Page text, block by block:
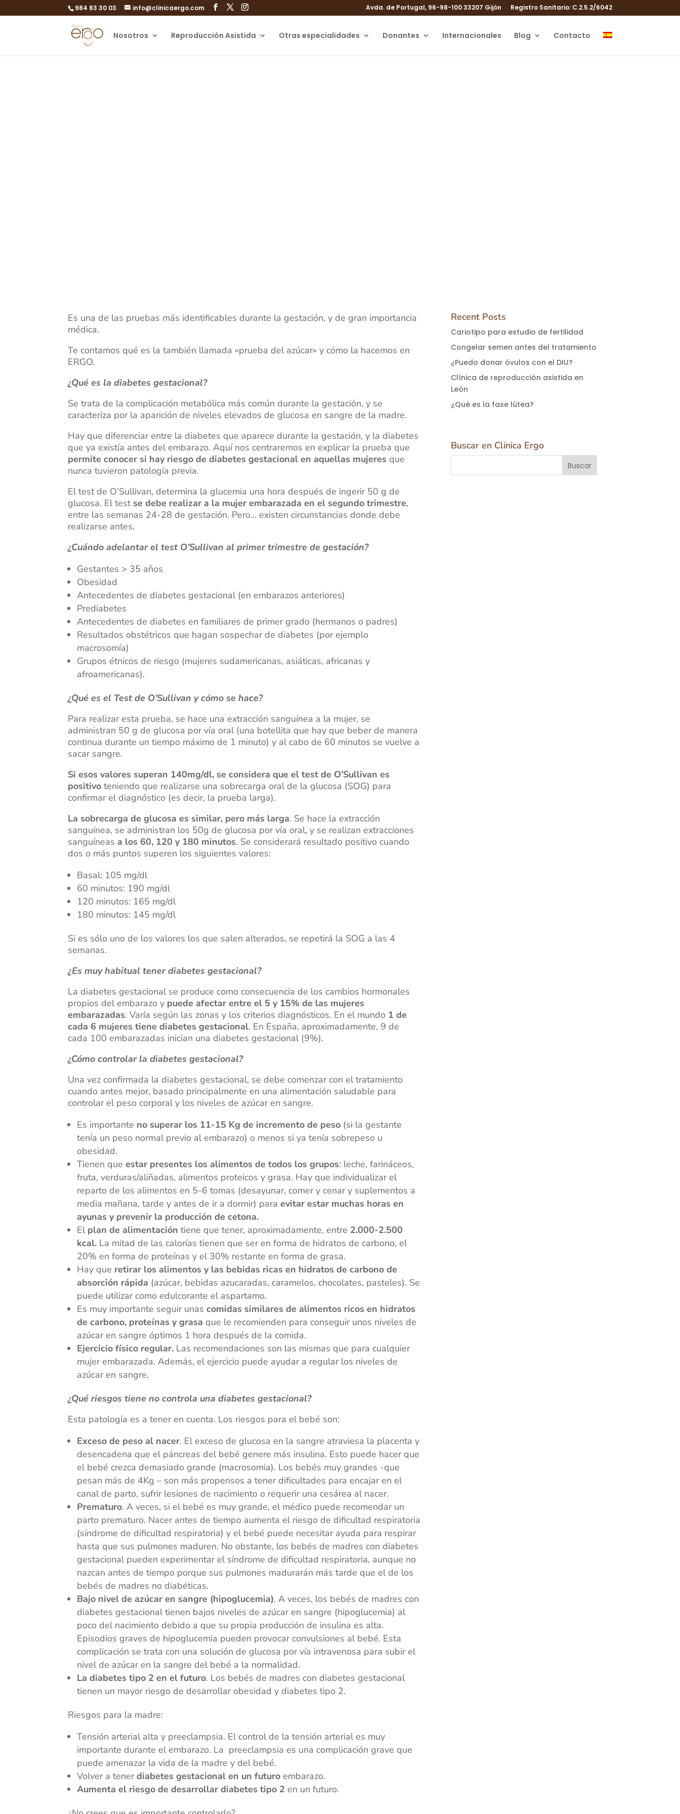
984 83 30 03 info@clinicaergo.com Avda. de Portugal, 96-98-100 33207 Gijón Registro Sanitario: C.2.5.2/6042
Nosotros Reproducción Asistida Otras especialidades Donantes Internacionales Blog Contacto
Es una de las pruebas más identificables durante la gestación, y de gran importancia
médica.
Te contamos qué es la también llamada «prueba del azúcar» y cómo la hacemos en
ERGO.
¿Qué es la diabetes gestacional?
Se trata de la complicación metabólica más común durante la gestación, y se
caracteriza por la aparición de niveles elevados de glucosa en sangre de la madre.
Hay que diferenciar entre la diabetes que aparece durante la gestación, y la diabetes
que ya existía antes del embarazo. Aquí nos centraremos en explicar la prueba que
permite conocer si hay riesgo de diabetes gestacional en aquellas mujeres que
nunca tuvieron patología previa.
El test de O’Sullivan, determina la glucemia una hora después de ingerir 50 g de
glucosa. El test se debe realizar a la mujer embarazada en el segundo trimestre,
entre las semanas 24-28 de gestación. Pero… existen circunstancias donde debe
realizarse antes.
¿Cuándo adelantar el test O’Sullivan al primer trimestre de gestación?
Gestantes > 35 años
Obesidad
Antecedentes de diabetes gestacional (en embarazos anteriores)
Prediabetes
Antecedentes de diabetes en familiares de primer grado (hermanos o padres)
Resultados obstétricos que hagan sospechar de diabetes (por ejemplo
macrosomía)
Grupos étnicos de riesgo (mujeres sudamericanas, asiáticas, africanas y
afroamericanas).
¿Qué es el Test de O’Sullivan y cómo se hace?
Para realizar esta prueba, se hace una extracción sanguínea a la mujer, se
administran 50 g de glucosa por vía oral (una botellita que hay que beber de manera
continua durante un tiempo máximo de 1 minuto) y al cabo de 60 minutos se vuelve a
sacar sangre.
Si esos valores superan 140mg/dl, se considera que el test de O’Sullivan es
positivo teniendo que realizarse una sobrecarga oral de la glucosa (SOG) para
confirmar el diagnóstico (es decir, la prueba larga).
La sobrecarga de glucosa es similar, pero más larga. Se hace la extracción
sanguínea, se administran los 50g de glucosa por vía oral, y se realizan extracciones
sanguíneasa los 60, 120 y 180 minutos. Se considerará resultado positivo cuando
dos o más puntos superen los siguientes valores:
Basal: 105 mg/dl
60 minutos: 190 mg/dl
120 minutos: 165 mg/dl
180 minutos: 145 mg/dl
Si es sólo uno de los valores los que salen alterados, se repetirá la SOG a las 4
semanas.
¿Es muy habitual tener diabetes gestacional?
La diabetes gestacional se produce como consecuencia de los cambios hormonales
propios del embarazo y puede afectar entre el 5 y 15% de las mujeres
embarazadas. Varía según las zonas y los criterios diagnósticos. En el mundo 1 de
cada 6 mujeres tiene diabetes gestacional. En España, aproximadamente, 9 de
cada 100 embarazadas inician una diabetes gestacional (9%).
¿Cómo controlar la diabetes gestacional?
Una vez confirmada la diabetes gestacional, se debe comenzar con el tratamiento
cuando antes mejor, basado principalmente en una alimentación saludable para
controlar el peso corporal y los niveles de azúcar en sangre.
Es importante no superar los 11-15 Kg de incremento de peso (si la gestante
tenía un peso normal previo al embarazo) o menos si ya tenía sobrepeso u
obesidad.
Tienen queestar presentes los alimentos de todos los grupos: leche, farináceos,
fruta, verduras/aliñadas, alimentos proteicos y grasa. Hay que individualizar el
reparto de los alimentos en 5-6 tomas (desayunar, comer y cenar y suplementos a
media mañana, tarde y antes de ir a dormir) paraevitar estar muchas horas en
ayunas y prevenir la producción de cetona.
El plan de alimentacióntiene que tener, aproximadamente, entre 2.000-2.500
kcal. La mitad de las calorías tienen que ser en forma de hidratos de carbono, el
20% en forma de proteínas y el 30% restante en forma de grasa.
Hay que retirar los alimentos y las bebidas ricas en hidratos de carbono de
absorción rápida (azúcar, bebidas azucaradas, caramelos, chocolates, pasteles). Se
puede utilizar como edulcorante el aspartamo.
Es muy importante seguir unas comidas similares de alimentos ricos en hidratos
de carbono, proteínas y grasa que le recomienden para conseguir unos niveles de
azúcar en sangre óptimos 1 hora después de la comida.
Ejercicio físico regular. Las recomendaciones son las mismas que para cualquier
mujer embarazada. Además, el ejercicio puede ayudar a regular los niveles de
azúcar en sangre.
¿Qué riesgos tiene no controla una diabetes gestacional?
Esta patología es a tener en cuenta. Los riesgos para el bebé son:
Exceso de peso al nacer. El exceso de glucosa en la sangre atraviesa la placenta y
desencadena que el páncreas del bebé genere más insulina. Esto puede hacer que
el bebé crezca demasiado grande (macrosomia). Los bebés muy grandes -que
pesan más de 4Kg – son más propensos a tener dificultades para encajar en el
canal de parto, sufrir lesiones de nacimiento o requerir una cesárea al nacer.
Prematuro. A veces, si el bebé es muy grande, el médico puede recomendar un
parto prematuro. Nacer antes de tiempo aumenta el riesgo de dificultad respiratoria
(síndrome de dificultad respiratoria) y el bebé puede necesitar ayuda para respirar
hasta que sus pulmones maduren. No obstante, los bebés de madres con diabetes
gestacional pueden experimentar el síndrome de dificultad respiratoria, aunque no
nazcan antes de tiempo porque sus pulmones madurarán más tarde que el de los
bebés de madres no diabéticas.
Bajo nivel de azúcar en sangre (hipoglucemia). A veces, los bebés de madres con
diabetes gestacional tienen bajos niveles de azúcar en sangre (hipoglucemia) al
poco del nacimiento debido a que su propia producción de insulina es alta.
Episodios graves de hipoglucemia pueden provocar convulsiones al bebé. Esta
complicación se trata con una solución de glucosa por vía intravenosa para subir el
nivel de azúcar en la sangre del bebé a la normalidad.
La diabetes tipo 2 en el futuro. Los bebés de madres con diabetes gestacional
tienen un mayor riesgo de desarrollar obesidad y diabetes tipo 2.
Riesgos para la madre:
Tensión arterial alta y preeclampsia. El control de la tensión arterial es muy
importante durante el embarazo. La preeclampsia es una complicación grave que
puede amenazar la vida de la madre y del bebé.
Volver a tenerdiabetes gestacional en un futuro embarazo.
Aumenta el riesgo de desarrollar diabetes tipo 2 en un futuro.
Recent Posts
Cariotipo para estudio de fertilidad
Congelar semen antes del tratamiento
¿Puedo donar óvulos con el DIU?
Clínica de reproducción asistida en
León
¿Qué es la fase lútea?
Buscar en Clínica Ergo